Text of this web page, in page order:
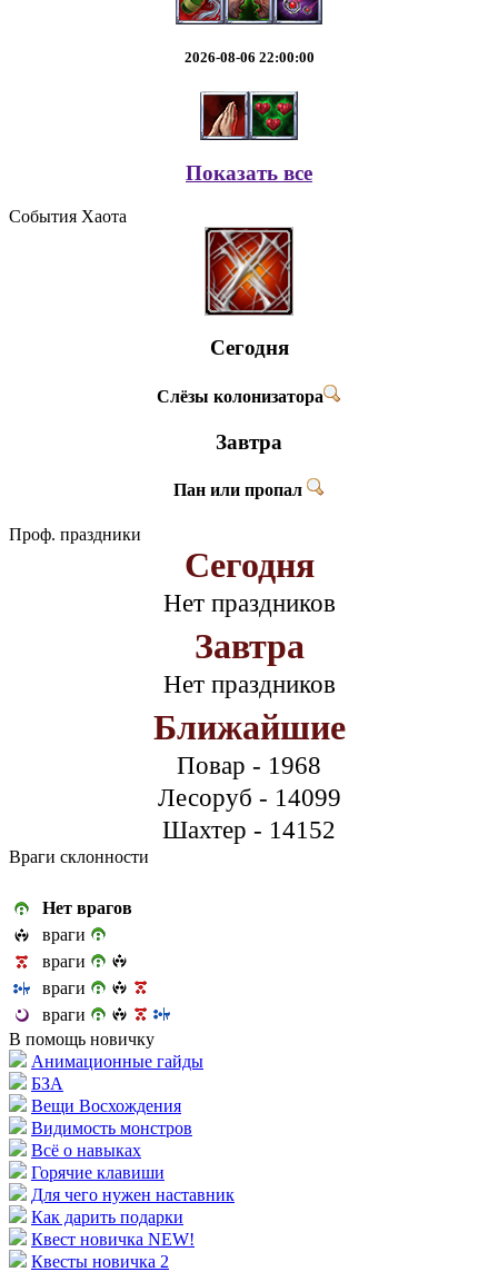
2026-08-06 22:00:00
Показать все
События Хаота
Сегодня
Слёзы колонизатора
Завтра
Пан или пропал
Проф. праздники
Сегодня
Нет праздников
Завтра
Нет праздников
Ближайшие
Повар - 1968
Лесоруб - 14099
Шахтер - 14152
Враги склонности
Нет врагов
враги
враги
враги
враги
В помощь новичку
Анимационные гайды
БЗА
Вещи Восхождения
Видимость монстров
Всё о навыках
Горячие клавиши
Для чего нужен наставник
Как дарить подарки
Квест новичка NEW!
Квесты новичка 2